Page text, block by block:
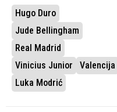
Hugo Duro
Jude Bellingham
Real Madrid
Vinicius Junior
Valencija
Luka Modrić